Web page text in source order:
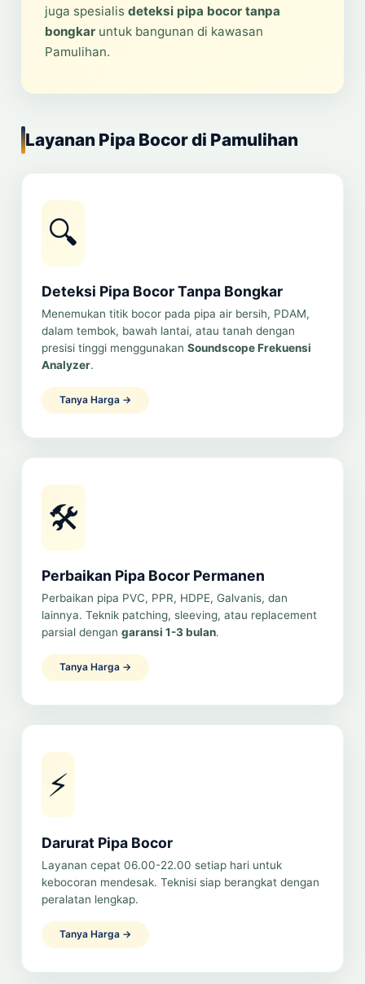
juga spesialis deteksi pipa bocor tanpa
bongkaruntuk bangunan di kawasan
Pamulihan.
Layanan Pipa Bocor di Pamulihan
🔍
Deteksi Pipa Bocor Tanpa Bongkar
Menemukan titik bocor pada pipa air bersih, PDAM,
dalam tembok, bawah lantai, atau tanah dengan
presisi tinggi menggunakan Soundscope Frekuensi
Analyzer.
Tanya Harga →
🛠️
Perbaikan Pipa Bocor Permanen
Perbaikan pipa PVC, PPR, HDPE, Galvanis, dan
lainnya. Teknik patching, sleeving, atau replacement
parsial dengan garansi 1-3 bulan.
Tanya Harga →
⚡
Darurat Pipa Bocor
Layanan cepat 06.00-22.00 setiap hari untuk
kebocoran mendesak. Teknisi siap berangkat dengan
peralatan lengkap.
Tanya Harga →